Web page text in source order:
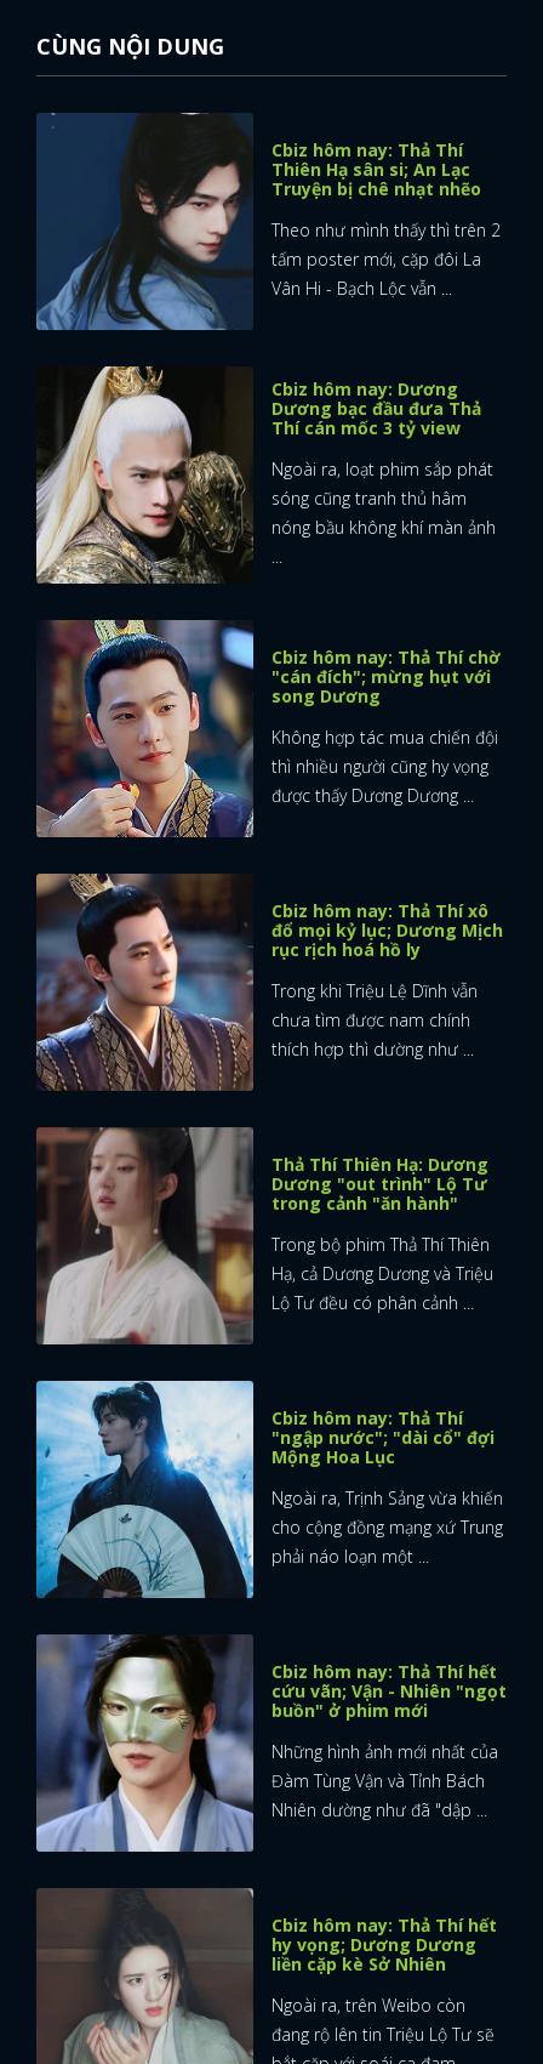
CÙNG NỘI DUNG
Cbiz hôm nay: Thả Thí
Thiên Hạ sân si; An Lạc
Truyện bị chê nhạt nhẽo
Theo như mình thấy thì trên 2
tấm poster mới, cặp đôi La
Vân Hi - Bạch Lộc vẫn ...
Cbiz hôm nay: Dương
Dương bạc đầu đưa Thả
Thí cán mốc 3 tỷ view
Ngoài ra, loạt phim sắp phát
sóng cũng tranh thủ hâm
nóng bầu không khí màn ảnh
...
Cbiz hôm nay: Thả Thí chờ
"cán đích"; mừng hụt với
song Dương
Không hợp tác mua chiến đội
thì nhiều người cũng hy vọng
được thấy Dương Dương ...
Cbiz hôm nay: Thả Thí xô
đổ mọi kỷ lục; Dương Mịch
rục rịch hoá hồ ly
Trong khi Triệu Lệ Dĩnh vẫn
chưa tìm được nam chính
thích hợp thì dường như ...
Thả Thí Thiên Hạ: Dương
Dương "out trình" Lộ Tư
trong cảnh "ăn hành"
Trong bộ phim Thả Thí Thiên
Hạ, cả Dương Dương và Triệu
Lộ Tư đều có phân cảnh ...
Cbiz hôm nay: Thả Thí
"ngập nước"; "dài cổ" đợi
Mộng Hoa Lục
Ngoài ra, Trịnh Sảng vừa khiến
cho cộng đồng mạng xứ Trung
phải náo loạn một ...
Cbiz hôm nay: Thả Thí hết
cứu vãn; Vận - Nhiên "ngọt
buồn" ở phim mới
Những hình ảnh mới nhất của
Đàm Tùng Vận và Tỉnh Bách
Nhiên dường như đã "dập ...
Cbiz hôm nay: Thả Thí hết
hy vọng; Dương Dương
liền cặp kè Sở Nhiên
Ngoài ra, trên Weibo còn
đang rộ lên tin Triệu Lộ Tư sẽ